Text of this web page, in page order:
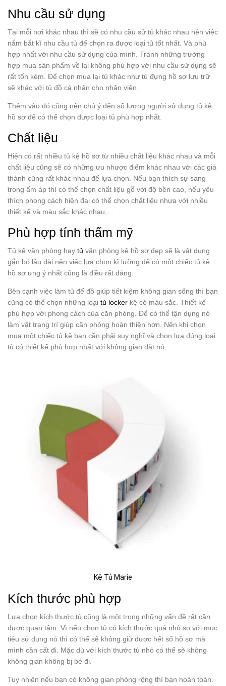
Nhu cầu sử dụng
Tại mỗi nơi khác nhau thì sẽ có nhu cầu sử tủ khác nhau nên việc
nắm bắt kĩ nhu cầu tủ để chọn ra được loại tủ tốt nhất. Và phù
hợp nhất với nhu cầu sử dụng của mình. Tránh những trường
hợp mua sản phẩm về lại không phù hợp với nhu cầu sử dụng sẽ
rất tốn kém. Để chọn mua lại tủ khác như tủ đựng hồ sơ lưu trữ
sẽ khác với tủ đồ cá nhân cho nhân viên.
Thêm vào đó cũng nên chú ý đến số lượng người sử dụng tủ kệ
hồ sơ để có thể chọn được loại tủ phù hợp nhất.
Chất liệu
Hiện có rất nhiều tủ kệ hồ sơ từ nhiều chất liệu khác nhau và mỗi
chất liệu cũng sẽ có những ưu nhược điểm khác nhau với các giá
thành cũng rất khác nhau để lựa chọn. Nếu bạn thích sự sang
trong ấm áp thì có thể chọn chất liệu gỗ với độ bền cao, nếu yêu
thích phong cách hiện đại có thể chọn chất liệu nhựa với nhiều
thiết kế và màu sắc khác nhau,…
Phù hợp tính thẩm mỹ
Tủ kệ văn phòng hay tủ văn phòng kệ hồ sơ đẹp sẽ là vật dụng
gắn bó lâu dài nên việc lựa chọn kĩ lưỡng để có một chiếc tủ kệ
hồ sơ ưng ý nhất cũng là điều rất đáng.
Bên cạnh việc làm tủ để đồ giúp tiết kiệm không gian sống thì bạn
cũng có thể chọn những loại tủ locker kệ có màu sắc. Thiết kế
phù hợp với phong cách của căn phòng. Để có thể tận dụng nó
làm vật trang trí giúp căn phòng hoàn thiện hơn. Nên khi chọn
mua một chiếc tủ kệ bạn cần phải suy nghĩ và chọn lựa đúng loại
tủ có thiết kế phù hợp nhất với không gian đặt nó.
Kệ Tủ Marie
Kích thước phù hợp
Lựa chọn kích thước tủ cũng là một trong những vấn đề rất cần
được quan tâm. Vì nếu chọn tủ có kích thước quá nhỏ so với mục
tiêu sử dụng nó thì có thể sẽ không giữ được hết số hồ sơ mà
mình cần cất đi. Mặc dù với kích thước tủ nhỏ có thể sẽ không
không gian không bị bé đi.
Tuy nhiên nếu bạn có không gian phòng rộng thì bạn hoàn toàn.